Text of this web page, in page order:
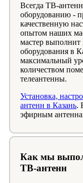
Всегда ТВ-
оборудованию -
качественную
опытом наших
мастер
оборудования в
максимальный
количеством
телеантенны.
Установка,
антенн в Казань.
эфирным
Как мы
ТВ-антенн